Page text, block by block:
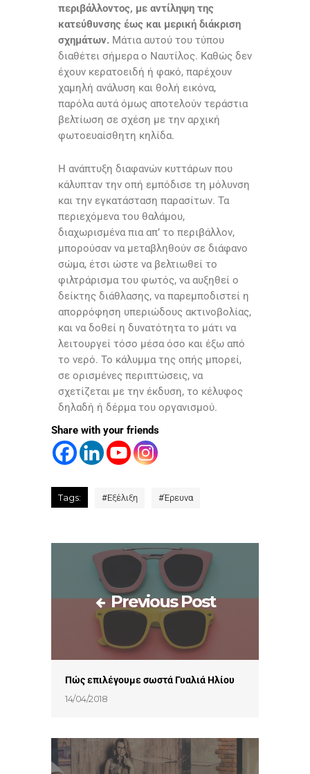
περιβάλλοντος, με αντίληψη της
κατεύθυνσης έως και μερική διάκριση
σχημάτων. Μάτια αυτού του τύπου
διαθέτει σήμερα ο Ναυτίλος. Καθώς δεν
έχουν κερατοειδή ή φακό, παρέχουν
χαμηλή ανάλυση και θολή εικόνα,
παρόλα αυτά όμως αποτελούν τεράστια
βελτίωση σε σχέση με την αρχική
φωτοευαίσθητη κηλίδα.
Η ανάπτυξη διαφανών κυττάρων που
κάλυπταν την οπή εμπόδισε τη μόλυνση
και την εγκατάσταση παρασίτων. Τα
περιεχόμενα του θαλάμου,
διαχωρισμένα πια απ’ το περιβάλλον,
μπορούσαν να μεταβληθούν σε διάφανο
σώμα, έτσι ώστε να βελτιωθεί το
φιλτράρισμα του φωτός, να αυξηθεί ο
δείκτης διάθλασης, να παρεμποδιστεί η
απορρόφηση υπεριώδους ακτινοβολίας,
και να δοθεί η δυνατότητα το μάτι να
λειτουργεί τόσο μέσα όσο και έξω από
το νερό. Το κάλυμμα της οπής μπορεί,
σε ορισμένες περιπτώσεις, να
σχετίζεται με την έκδυση, το κέλυφος
δηλαδή ή δέρμα του οργανισμού.
Share with your friends
Tags: #Εξέλιξη #Έρευνα
Previous Post
Πώς επιλέγουμε σωστά Γυαλιά Ηλίου
14/04/2018